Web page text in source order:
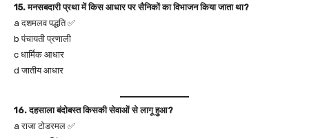
15. मनसबदारी प्रथा में किस आधार पर सैनिकों का विभाजन किया जाता था?
a दशमलव पद्धति ✅
b पंचायती प्रणाली
c धार्मिक आधार
d जातीय आधार
16. दहसाला बंदोबस्त किसकी सेवाओं से लागू हुआ?
a राजा टोडरमल ✅